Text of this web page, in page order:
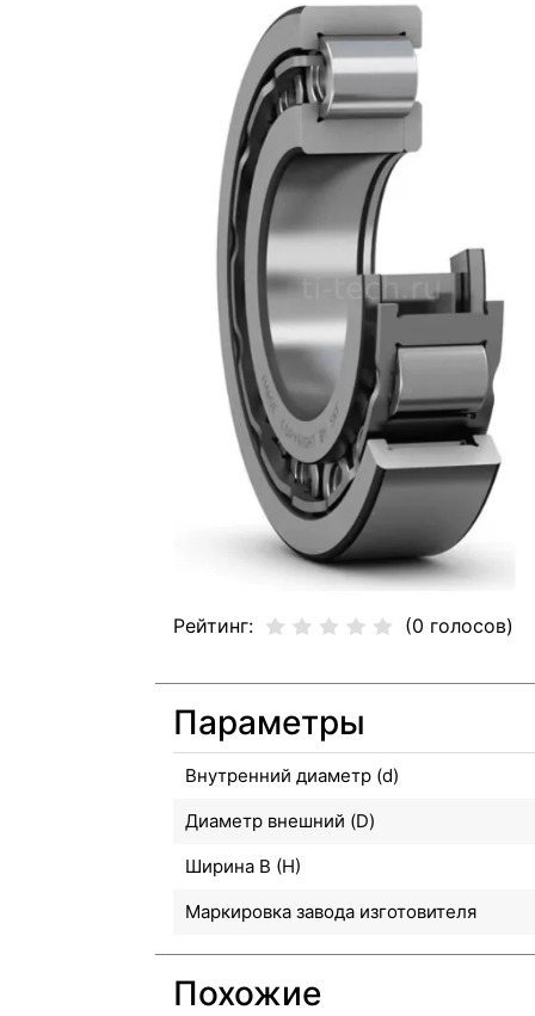
Рейтинг: (0 голосов)
Параметры
Внутренний диаметр (d)
Диаметр внешний (D)
Ширина B (H)
Маркировка завода изготовителя
Похожие